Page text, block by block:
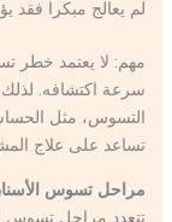
لم يعالج مبكرا فقد
مهم: لا يعتمد خطر
سرعة اكتشافه.
التسوس، مثل
تساعد على علاج
مراحل تسوس